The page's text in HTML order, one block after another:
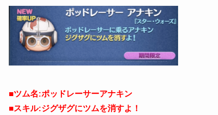
■ツム名:ポッドレーサーアナキン
■スキル:ジグザグにツムを消すよ！